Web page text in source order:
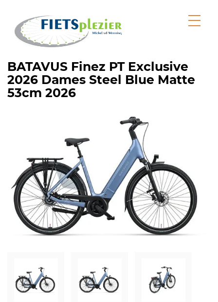
BATAVUS Finez PT Exclusive
2026 Dames Steel Blue Matte
53cm 2026